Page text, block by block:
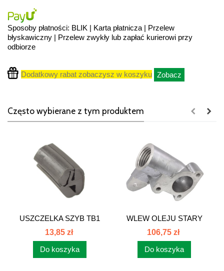
Sposoby płatności: BLIK | Karta płatnicza | Przelew
błyskawiczny | Przelew zwykły lub zapłać kurierowi przy
odbiorze
Dodatkowy rabat zobaczysz w koszyku Zobacz
Często wybierane z tym produktem
USZCZELKA SZYB TB1
T25
13,85 zł
Do koszyka
WLEW OLEJU STARY
TYP C-385 80002065
106,75 zł
Do koszyka